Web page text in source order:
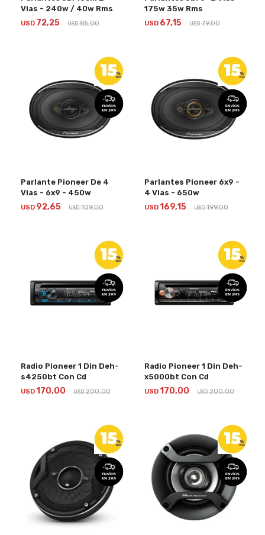
Vias - 240w / 40w Rms
USD 72,25 USD 85,00
175w 35w Rms
USD 67,15 USD 79,00
Parlante Pioneer De 4
Vias - 6x9 - 450w
USD 92,65 USD 109,00
Parlantes Pioneer 6x9 -
4 Vias - 650w
USD169,15 USD 199,00
Radio Pioneer 1 Din Deh-
s4250bt Con Cd
USD170,00 USD 200,00
Radio Pioneer 1 Din Deh-
x5000bt Con Cd
USD170,00 USD 200,00